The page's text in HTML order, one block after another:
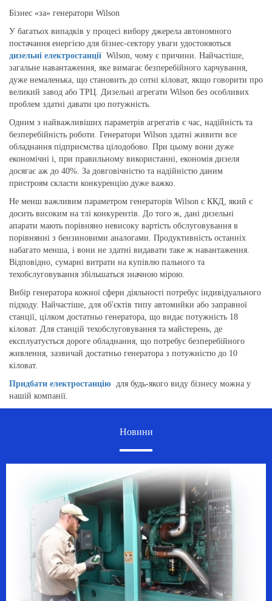
Бізнес «за» генератори Wilson
У багатьох випадків у процесі вибору джерела автономного
постачання енергією для бізнес-сектору уваги удостоюються
дизельні електростанції Wilson, чому є причини. Найчастіше,
загальне навантаження, яке вимагає безперебійного харчування,
дуже немаленька, що становить до сотні кіловат, якщо говорити про
великий завод або ТРЦ. Дизельні агрегати Wilson без особливих
проблем здатні давати цю потужність.
Одним з найважливіших параметрів агрегатів є час, надійність та
безперебійність роботи. Генератори Wilson здатні живити все
обладнання підприємства цілодобово. При цьому вони дуже
економічні і, при правильному використанні, економія дизеля
досягає аж до 40%. За довговічністю та надійністю даним
пристроям скласти конкуренцію дуже важко.
Не менш важливим параметром генераторів Wilson є ККД, який є
досить високим на тлі конкурентів. До того ж, дані дизельні
апарати мають порівняно невисоку вартість обслуговування в
порівнянні з бензиновими аналогами. Продуктивність останніх
набагато менша, і вони не здатні видавати таке ж навантаження.
Відповідно, сумарні витрати на купівлю пального та
техобслуговування збільшаться значною мірою.
Вибір генератора кожної сфери діяльності потребує індивідуального
підходу. Найчастіше, для об'єктів типу автомийки або заправної
станції, цілком достатньо генератора, що видає потужність 18
кіловат. Для станцій техобслуговування та майстерень, де
експлуатується дороге обладнання, що потребує безперебійного
живлення, зазвичай достатньо генератора з потужністю до 10
кіловат.
Придбати електростанцію для будь-якого виду бізнесу можна у
нашій компанії.
Новини